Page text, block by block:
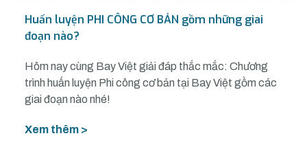
Huấn luyện PHI CÔNG CƠ BẢN gồm những giai
đoạn nào?
Hôm nay cùng Bay Việt giải đáp thắc mắc: Chương
trình huấn luyện Phi công cơ bản tại Bay Việt gồm các
giai đoạn nào nhé!
Xem thêm >